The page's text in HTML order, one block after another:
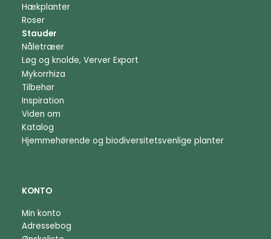
Hækplanter
Roser
Stauder
Nåletræer
Løg og knolde, Verver Export
Mykorrhiza
Tilbehør
Inspiration
Viden om
Katalog
Hjemmehørende og biodiversitetsvenlige planter
KONTO
Min konto
Adressebog